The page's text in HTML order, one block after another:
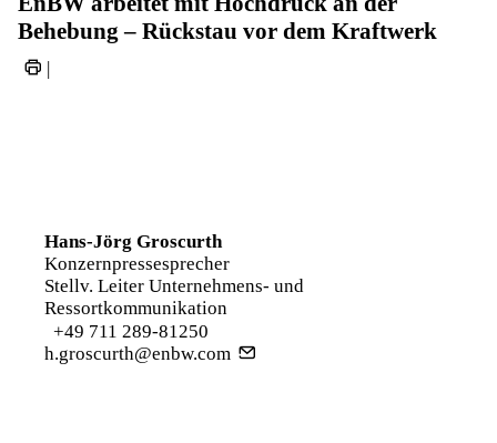
Behebung – Rückstau vor dem Kraftwerk
|
Hans-Jörg Groscurth
Konzernpressesprecher
Stellv. Leiter Unternehmens- und
Ressortkommunikation
+49 711 289-81250
h.groscurth@enbw.com